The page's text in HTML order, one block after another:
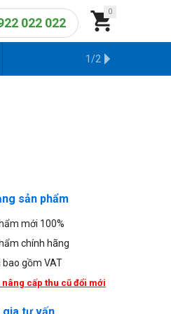
0

022 022
KHO HÀNG CŨ
1/2
sản phẩm
mới 100%
chính hãng
bao gồm VAT
nâng cấp thu cũ đổi mới